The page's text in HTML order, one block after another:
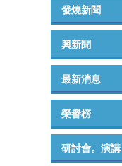
發燒新聞
興新聞
最新消息
榮譽榜
研討會。演講